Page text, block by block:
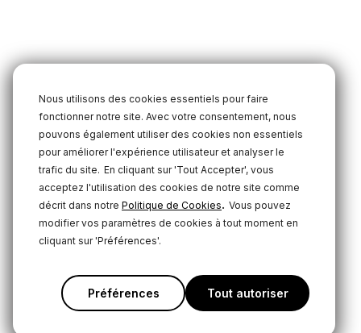
Nous utilisons des cookies essentiels pour faire
fonctionner notre site. Avec votre consentement, nous
pouvons également utiliser des cookies non essentiels
pour améliorer l'expérience utilisateur et analyser le
trafic du site. En cliquant sur 'Tout Accepter', vous
acceptez l'utilisation des cookies de notre site comme
décrit dans notre Politique de Cookies. Vous pouvez
modifier vos paramètres de cookies à tout moment en
cliquant sur 'Préférences'.
Préférences Tout autoriser